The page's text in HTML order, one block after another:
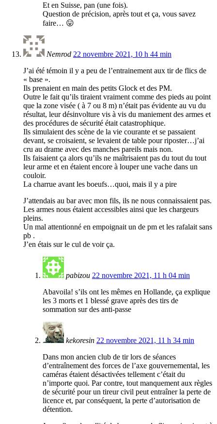
Et en Suisse, pan (une fois).
Question de précision, après tout et ça, vous savez
faire… 😛
Nemrod 22 novembre 2021, 10 h 44 min
J’ai été témoin il y a peu de l’entrainement aux tir de flics de
« base ».
Ils prenaient en main des petits Glock et des PM.
Outre le fait qu’ils tiraient vraiment comme des pieds au point
que la zone visée ( à 7 ou 8 m) n’était pas évidente au vu du
résultat, leur désinvolture vis à vis du maniement des armes et
des procédures de sécurité était catastrophique.
Ils simulaient des scène de la vie courante et se passaient
devant, se croisaient, se levaient de table pour riposter…j’ai
cru au drame avec des manches pareils mais non.
Ils faisaient ça alors qu’ils ne maîtrisaient pas du tout du tout
leur arme et en étaient encore à louper une vache dans un
couloir.
La charrue avant les boeufs…quoi, mais il y a pire
J’attendais au bar avec mon fils, ils ne nous connaissaient pas.
Les armes nous étaient accessibles ainsi que les chargeurs
pleins.
Un mal attentionné en empoignait un de pm et les rafalait sans
pb .
J’en étais sur le cul de voir ça.
pabizou 22 novembre 2021, 11 h 04 min
Abavoila! s’ils ont les mêmes en Hollande, ça explique
les 3 morts et 1 blessé grave après des tirs de
sommation sur des anti-passe
kekoresin 22 novembre 2021, 11 h 34 min
Dans mon ancien club de tir lors de séances
d’entraînement des forces de l’axe gouvernemental, les
caméras étaient désactivées tellement c’était du
n’importe quoi. Par contre, tout manquement aux règles
de sécurité pour un tireur civil peut entraîner la perte de
licence et, par conséquent, la perte d’autorisation de
détention.